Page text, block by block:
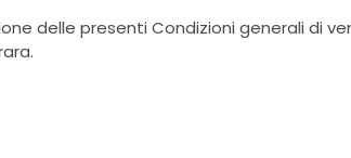
delle presenti Condizioni generali di